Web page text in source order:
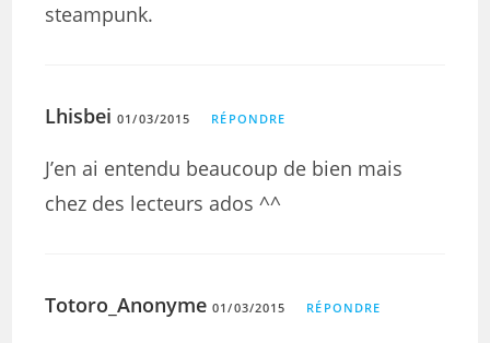
steampunk.
Lhisbei 01/03/2015 RÉPONDRE
J’en ai entendu beaucoup de bien mais
chez des lecteurs ados ^^
Totoro_Anonyme 01/03/2015 RÉPONDRE